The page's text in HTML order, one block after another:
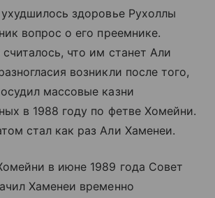
здоровье Рухоллы
вопрос о его преемнике.
что им станет Али
возникли после того,
массовые казни
в 1988 году по фетве Хомейни.
стал как раз Али Хаменеи.
в июне 1989 года Совет
Хаменеи временно